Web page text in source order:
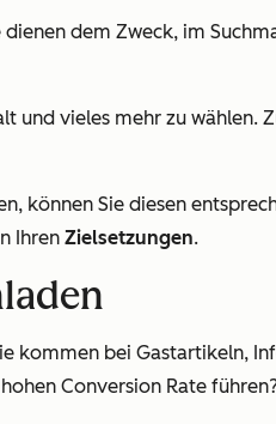
dem Zweck, im
und vieles mehr zu
können Sie diesen
Ihren Zielsetzungen.
kommen bei Gastartikeln,
Conversion Rate